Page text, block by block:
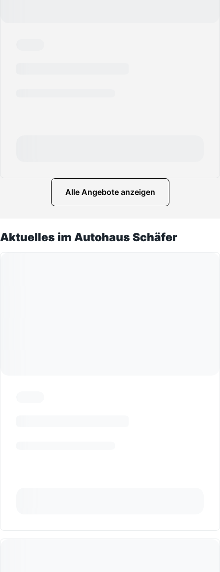
Alle Angebote anzeigen
Aktuelles im Autohaus Schäfer